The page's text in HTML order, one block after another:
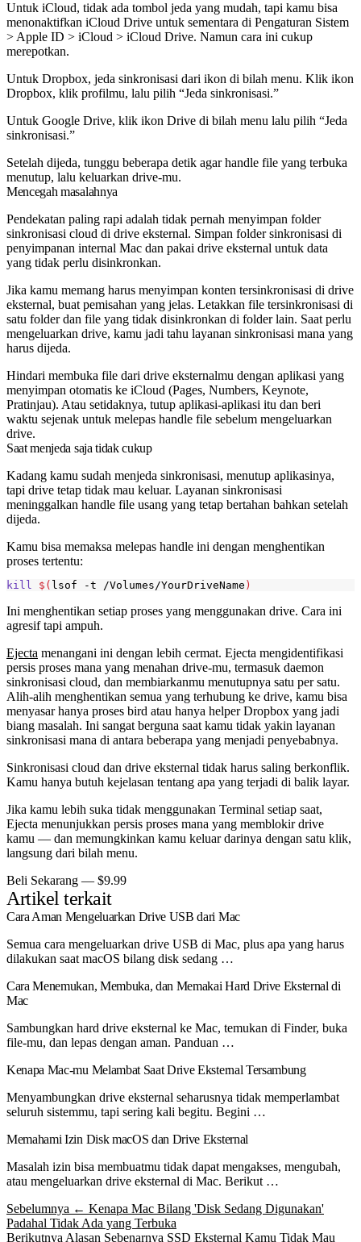
Untuk iCloud, tidak ada tombol jeda yang mudah, tapi kamu bisa
menonaktifkan iCloud Drive untuk sementara di Pengaturan Sistem
> Apple ID > iCloud > iCloud Drive. Namun cara ini cukup
merepotkan.
Untuk Dropbox, jeda sinkronisasi dari ikon di bilah menu. Klik ikon
Dropbox, klik profilmu, lalu pilih “Jeda sinkronisasi.”
Untuk Google Drive, klik ikon Drive di bilah menu lalu pilih “Jeda
sinkronisasi.”
Setelah dijeda, tunggu beberapa detik agar handle file yang terbuka
menutup, lalu keluarkan drive-mu.
Mencegah masalahnya
Pendekatan paling rapi adalah tidak pernah menyimpan folder
sinkronisasi cloud di drive eksternal. Simpan folder sinkronisasi di
penyimpanan internal Mac dan pakai drive eksternal untuk data
yang tidak perlu disinkronkan.
Jika kamu memang harus menyimpan konten tersinkronisasi di drive
eksternal, buat pemisahan yang jelas. Letakkan file tersinkronisasi di
satu folder dan file yang tidak disinkronkan di folder lain. Saat perlu
mengeluarkan drive, kamu jadi tahu layanan sinkronisasi mana yang
harus dijeda.
Hindari membuka file dari drive eksternalmu dengan aplikasi yang
menyimpan otomatis ke iCloud (Pages, Numbers, Keynote,
Pratinjau). Atau setidaknya, tutup aplikasi-aplikasi itu dan beri
waktu sejenak untuk melepas handle file sebelum mengeluarkan
drive.
Saat menjeda saja tidak cukup
Kadang kamu sudah menjeda sinkronisasi, menutup aplikasinya,
tapi drive tetap tidak mau keluar. Layanan sinkronisasi
meninggalkan handle file usang yang tetap bertahan bahkan setelah
dijeda.
Kamu bisa memaksa melepas handle ini dengan menghentikan
proses tertentu:
kill $( lsof -t /Volumes/YourDriveName )
Ini menghentikan setiap proses yang menggunakan drive. Cara ini
agresif tapi ampuh.
Ejecta menangani ini dengan lebih cermat. Ejecta mengidentifikasi
persis proses mana yang menahan drive-mu, termasuk daemon
sinkronisasi cloud, dan membiarkanmu menutupnya satu per satu.
Alih-alih menghentikan semua yang terhubung ke drive, kamu bisa
menyasar hanya proses bird atau hanya helper Dropbox yang jadi
biang masalah. Ini sangat berguna saat kamu tidak yakin layanan
sinkronisasi mana di antara beberapa yang menjadi penyebabnya.
Sinkronisasi cloud dan drive eksternal tidak harus saling berkonflik.
Kamu hanya butuh kejelasan tentang apa yang terjadi di balik layar.
Jika kamu lebih suka tidak menggunakan Terminal setiap saat,
Ejecta menunjukkan persis proses mana yang memblokir drive
kamu — dan memungkinkan kamu keluar darinya dengan satu klik,
langsung dari bilah menu.
Beli Sekarang — $9.99
Artikel terkait
Cara Aman Mengeluarkan Drive USB dari Mac
Semua cara mengeluarkan drive USB di Mac, plus apa yang harus
dilakukan saat macOS bilang disk sedang …
Cara Menemukan, Membuka, dan Memakai Hard Drive Eksternal di
Mac
Sambungkan hard drive eksternal ke Mac, temukan di Finder, buka
file-mu, dan lepas dengan aman. Panduan …
Kenapa Mac-mu Melambat Saat Drive Eksternal Tersambung
Menyambungkan drive eksternal seharusnya tidak memperlambat
seluruh sistemmu, tapi sering kali begitu. Begini …
Memahami Izin Disk macOS dan Drive Eksternal
Masalah izin bisa membuatmu tidak dapat mengakses, mengubah,
atau mengeluarkan drive eksternal di Mac. Berikut …
Sebelumnya ← Kenapa Mac Bilang 'Disk Sedang Digunakan'
Padahal Tidak Ada yang Terbuka
Berikutnya Alasan Sebenarnya SSD Eksternal Kamu Tidak Mau